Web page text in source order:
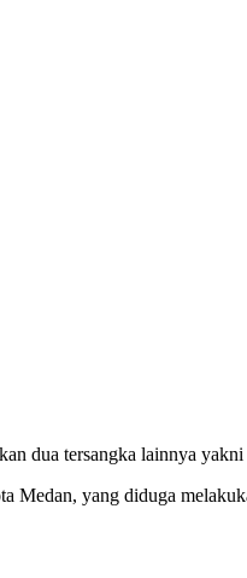
dua tersangka lainnya
Medan, yang diduga